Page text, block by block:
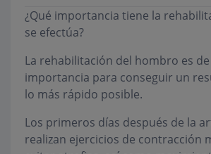
¿Qué importancia tiene la
se efectúa?
La rehabilitación del hombro es
importancia para conseguir un
lo más rápido posible.
Los primeros días después de la
realizan ejercicios de contracción